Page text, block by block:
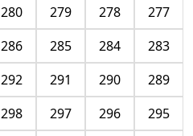
277
278
279
280
283
284
285
286
289
290
291
292
295
296
297
298